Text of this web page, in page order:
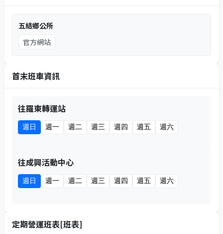
五結鄉公所
官方網站
首末班車資訊
往羅東轉運站
週日 週一 週二 週三 週四 週五 週六
往成興活動中心
週日 週一 週二 週三 週四 週五 週六
定期營運班表[班表]